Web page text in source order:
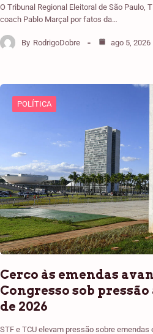
O Tribunal Regional Eleitoral de São Paulo,
coach Pablo Marçal por fatos da…
By RodrigoDobre ago 5, 2026
POLÍTICA
Cerco às emendas
Congresso sob
de 2026
STF e TCU elevam pressão sobre